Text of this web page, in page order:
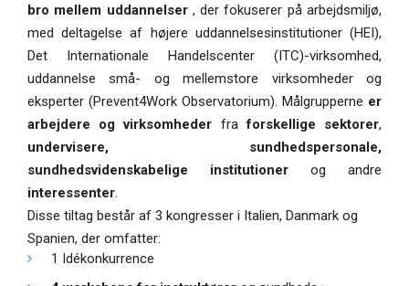
bro mellem uddannelser , der fokuserer på arbejdsmiljø,
med deltagelse af højere uddannelsesinstitutioner (HEI),
Det Internationale Handelscenter (ITC)-virksomhed,
uddannelse små- og mellemstore virksomheder og
eksperter (Prevent4Work Observatorium). Målgrupperne er
arbejdere og virksomheder fraforskellige sektorer,
undervisere, sundhedspersonale,
sundhedsvidenskabelige institutioner og andre
interessenter.
Disse tiltag består af 3 kongresser i Italien, Danmark og
Spanien, der omfatter:
1 Idékonkurrence